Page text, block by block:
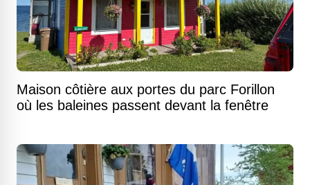
Maison côtière aux portes du parc Forillon
où les baleines passent devant la fenêtre